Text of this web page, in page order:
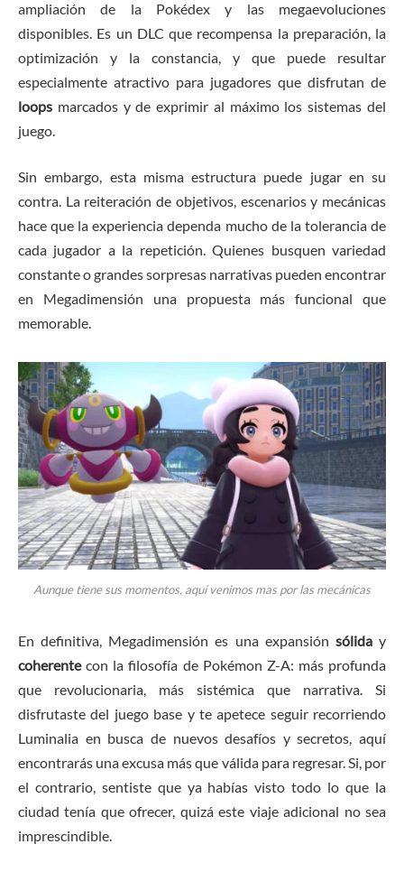
ampliación de la Pokédex y las megaevoluciones
disponibles. Es un DLC que recompensa la preparación, la
optimización y la constancia, y que puede resultar
especialmente atractivo para jugadores que disfrutan de
loops marcados y de exprimir al máximo los sistemas del
juego.
Sin embargo, esta misma estructura puede jugar en su
contra. La reiteración de objetivos, escenarios y mecánicas
hace que la experiencia dependa mucho de la tolerancia de
cada jugador a la repetición. Quienes busquen variedad
constante o grandes sorpresas narrativas pueden encontrar
en Megadimensión una propuesta más funcional que
memorable.
Aunque tiene sus momentos, aquí venimos mas por las mecánicas
En definitiva, Megadimensión es una expansión sóliday
coherentecon la filosofía de Pokémon Z-A: más profunda
que revolucionaria, más sistémica que narrativa. Si
disfrutaste del juego base y te apetece seguir recorriendo
Luminalia en busca de nuevos desafíos y secretos, aquí
encontrarás una excusa más que válida para regresar. Si, por
el contrario, sentiste que ya habías visto todo lo que la
ciudad tenía que ofrecer, quizá este viaje adicional no sea
imprescindible.